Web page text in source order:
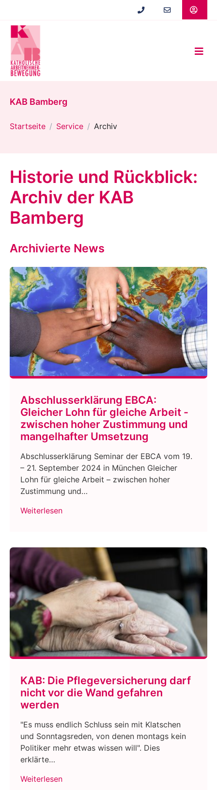
springen
KAB Bamberg
Startseite Service Archiv
Historie und Rückblick:
Archiv der KAB
Bamberg
Archivierte News
Abschlusserklärung EBCA:
Gleicher Lohn für gleiche Arbeit -
zwischen hoher Zustimmung und
mangelhafter Umsetzung
Abschlusserklärung Seminar der EBCA vom 19.
– 21. September 2024 in München Gleicher
Lohn für gleiche Arbeit – zwischen hoher
Zustimmung und…
Weiterlesen
KAB: Die Pflegeversicherung darf
nicht vor die Wand gefahren
werden
"Es muss endlich Schluss sein mit Klatschen
und Sonntagsreden, von denen montags kein
Politiker mehr etwas wissen will". Dies
erklärte…
Weiterlesen